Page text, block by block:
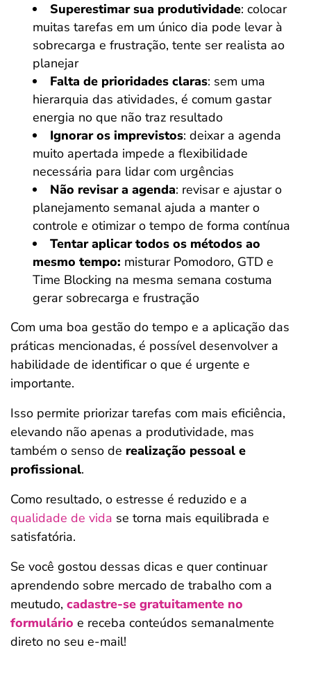
Superestimar sua produtividade: colocar
muitas tarefas em um único dia pode levar à
sobrecarga e frustração, tente ser realista ao
planejar
Falta de prioridades claras: sem uma
hierarquia das atividades, é comum gastar
energia no que não traz resultado
Ignorar os imprevistos: deixar a agenda
muito apertada impede a flexibilidade
necessária para lidar com urgências
Não revisar a agenda: revisar e ajustar o
planejamento semanal ajuda a manter o
controle e otimizar o tempo de forma contínua
Tentar aplicar todos os métodos ao
mesmo tempo: misturar Pomodoro, GTD e
Time Blocking na mesma semana costuma
gerar sobrecarga e frustração
Com uma boa gestão do tempo e a aplicação das
práticas mencionadas, é possível desenvolver a
habilidade de identificar o que é urgente e
importante.
Isso permite priorizar tarefas com mais eficiência,
elevando não apenas a produtividade, mas
também o senso de realização pessoal e
profissional.
Como resultado, o estresse é reduzido e a
qualidade de vida se torna mais equilibrada e
satisfatória.
Se você gostou dessas dicas e quer continuar
aprendendo sobre mercado de trabalho com a
meutudo, cadastre-se gratuitamente no
formulário e receba conteúdos semanalmente
direto no seu e-mail!